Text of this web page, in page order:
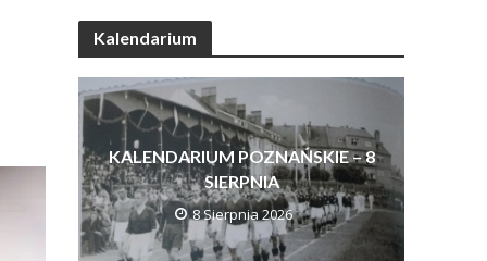
Kalendarium
KALENDARIUM POZNAŃSKIE – 8
SIERPNIA
8 Sierpnia 2026